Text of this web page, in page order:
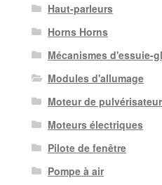
Haut-parleurs
Horns Horns
Mécanismes d'essuie-
Modules d'allumage
Moteur de
Moteurs électriques
Pilote de fenêtre
Pompe à air